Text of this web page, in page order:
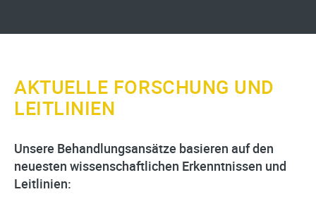
AKTUELLE FORSCHUNG UND
LEITLINIEN
Unsere Behandlungsansätze basieren auf den
neuesten wissenschaftlichen Erkenntnissen und
Leitlinien: